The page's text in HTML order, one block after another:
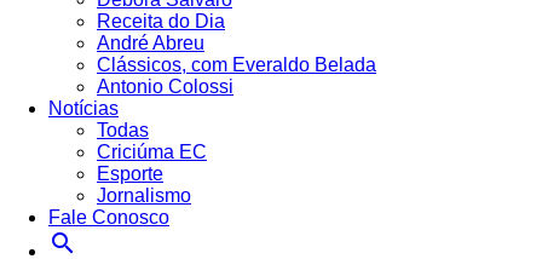
Receita do Dia
André Abreu
Clássicos, com Everaldo Belada
Antonio Colossi
Notícias
Todas
Criciúma EC
Esporte
Jornalismo
Fale Conosco
search